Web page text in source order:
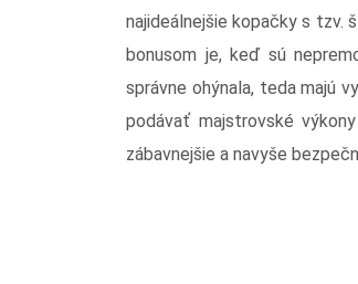
najideálnejšie kopačky s tzv.
bonusom je, keď sú
správne ohýnala, teda majú
podávať majstrovské
zábavnejšie a navyše